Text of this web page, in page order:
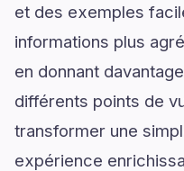
et des exemples
informations plus
en donnant
différents points de
transformer une
expérience